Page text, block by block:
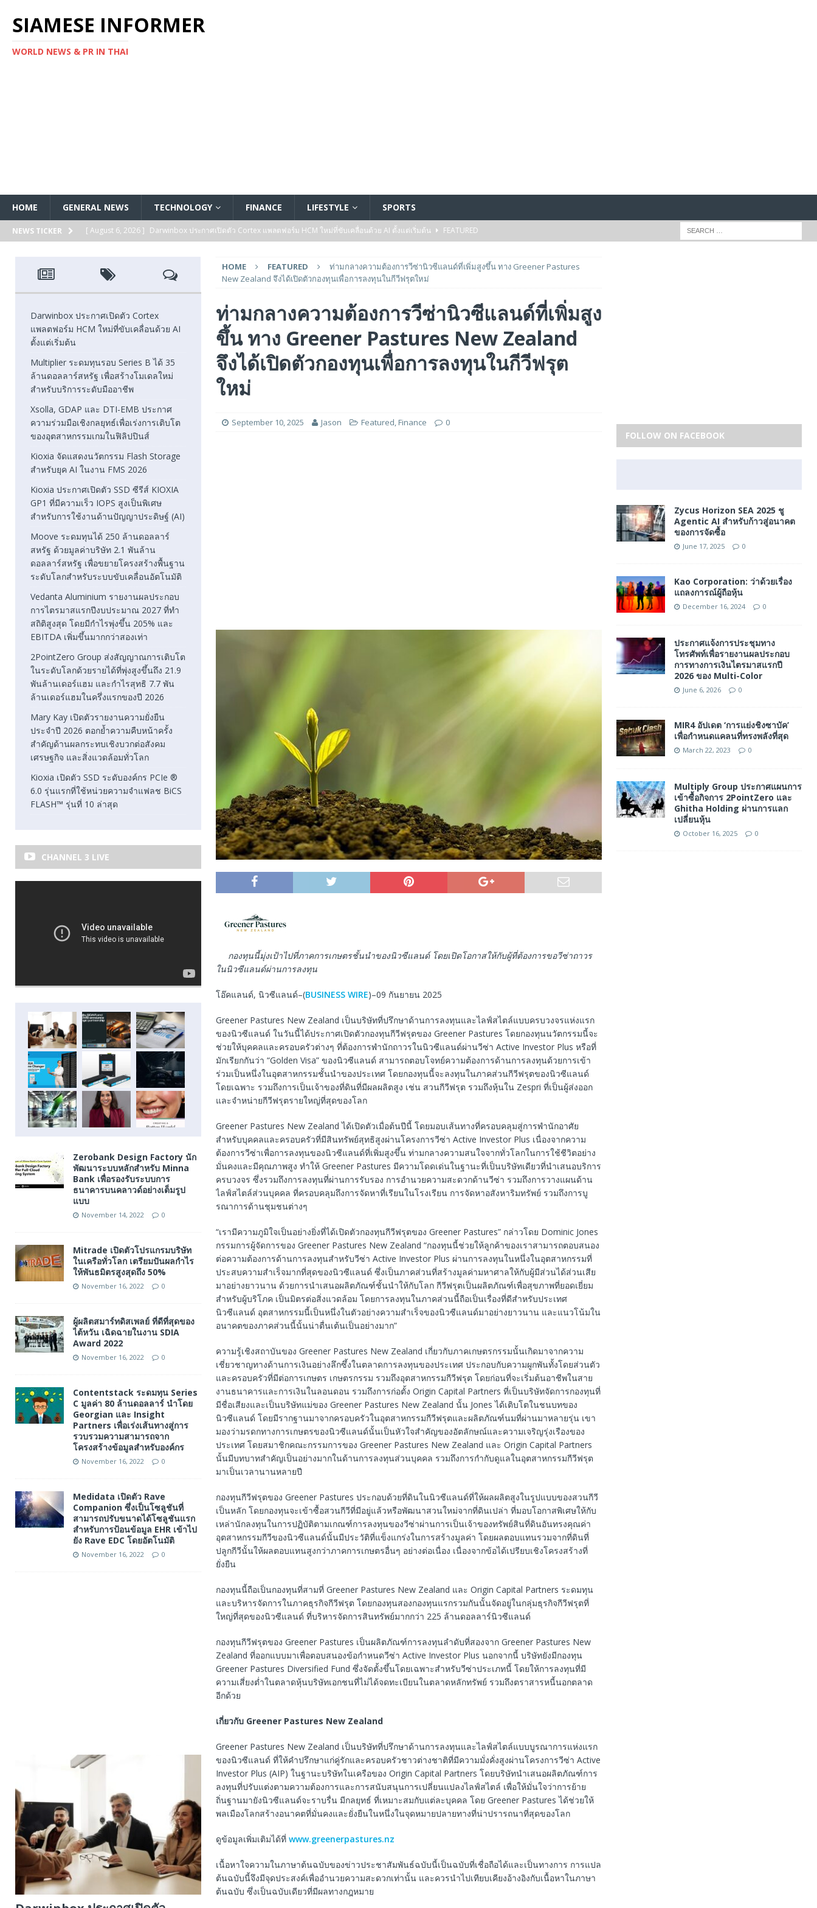
SIAMESE INFORMER
WORLD NEWS & PR IN THAI
HOME GENERAL NEWS TECHNOLOGY FINANCE LIFESTYLE SPORTS
NEWS TICKER [ August 6, 2026 ] Darwinbox ประกาศเปิดตัว Cortex แพลตฟอร์ม HCM ใหม่ที่ขับเคลื่อนด้วย AI ตั้งแต่เริ่มต้น
FEATURED
FEATURED
[ August 6, 2026 ] Xsolla, GDAP และ DTI-EMB ประกาศความร่วมมือเชิงกลยุทธ์เพื่อเร่งการเติบโตของอุตสาหกรรมเกมในฟิลิปปินส์
FEATURED
[ August 5, 2026 ] Kioxia จัดแสดงนวัตกรรม Flash Storage สำหรับยุค AI ในงาน FMS 2026
FEATURED
Kioxia ประกาศเปิดตัว SSD ซีรีส์ KIOXIA GP1 ที่มีความเร็ว IOPS สูงเป็นพิเศษสำหรับการใช้งานด้านปัญญาประดิษฐ์ (AI)
FEATURED
HOME FEATURED
ท่ามกลางความต้องการวีซ่านิวซีแลนด์ที่เพิ่มสูงขึ้น ทาง Greener Pastures
New Zealand จึงได้เปิดตัวกองทุนเพื่อการลงทุนในกีวีฟรุตใหม่
ท่ามกลางความต้องการวีซ่านิวซีแลนด์ที่เพิ่มสูง
ขึ้น ทาง Greener Pastures New Zealand
จึงได้เปิดตัวกองทุนเพื่อการลงทุนในกีวีฟรุต
ใหม่
September 10, 2025 Jason Featured, Finance 0
กองทุนนี้มุ่งเป้าไปที่ภาคการเกษตรชั้นนำของนิวซีแลนด์ โดยเปิดโอกาสให้กับผู้ที่ต้องการขอวีซ่าถาวร
ในนิวซีแลนด์ผ่านการลงทุน
โอ๊คแลนด์, นิวซีแลนด์–(BUSINESS WIRE)–09 กันยายน 2025
Greener Pastures New Zealand เป็นบริษัทที่ปรึกษาด้านการลงทุนและไลฟ์สไตล์แบบครบวงจรแห่งแรก
ของนิวซีแลนด์ ในวันนี้ได้ประกาศเปิดตัวกองทุนกีวีฟรุตของ Greener Pastures โดยกองทุนนวัตกรรมนี้จะ
ช่วยให้บุคคลและครอบครัวต่างๆ ที่ต้องการพำนักถาวรในนิวซีแลนด์ผ่านวีซ่า Active Investor Plus หรือที่
มักเรียกกันว่า “Golden Visa” ของนิวซีแลนด์ สามารถตอบโจทย์ความต้องการด้านการลงทุนด้วยการเข้า
ร่วมเป็นหนึ่งในอุตสาหกรรมชั้นนำของประเทศ โดยกองทุนนี้จะลงทุนในภาคส่วนกีวีฟรุตของนิวซีแลนด์
โดยเฉพาะ รวมถึงการเป็นเจ้าของที่ดินที่มีผลผลิตสูง เช่น สวนกีวีฟรุต รวมถึงหุ้นใน Zespri ที่เป็นผู้ส่งออก
และจำหน่ายกีวีฟรุตรายใหญ่ที่สุดของโลก
Greener Pastures New Zealand ได้เปิดตัวเมื่อต้นปีนี้ โดยมอบเส้นทางที่ครอบคลุมสู่การพำนักอาศัย
สำหรับบุคคลและครอบครัวที่มีสินทรัพย์สุทธิสูงผ่านโครงการวีซ่า Active Investor Plus เนื่องจากความ
ต้องการวีซ่าเพื่อการลงทุนของนิวซีแลนด์ที่เพิ่มสูงขึ้น ท่ามกลางความสนใจจากทั่วโลกในการใช้ชีวิตอย่าง
มั่นคงและมีคุณภาพสูง ทำให้ Greener Pastures มีความโดดเด่นในฐานะที่เป็นบริษัทเดียวที่นำเสนอบริการ
ครบวงจร ซึ่งรวมถึงการลงทุนที่ผ่านการรับรอง การอำนวยความสะดวกด้านวีซ่า รวมถึงการวางแผนด้าน
ไลฟ์สไตล์ส่วนบุคคล ที่ครอบคลุมถึงการจัดหาที่เรียนในโรงเรียน การจัดหาอสังหาริมทรัพย์ รวมถึงการบู
รณาการด้านชุมชนต่างๆ
“เรามีความภูมิใจเป็นอย่างยิ่งที่ได้เปิดตัวกองทุนกีวีฟรุตของ Greener Pastures” กล่าวโดย Dominic Jones
กรรมการผู้จัดการของ Greener Pastures New Zealand “กองทุนนี้ช่วยให้ลูกค้าของเราสามารถตอบสนอง
ต่อความต้องการด้านการลงทุนสำหรับวีซ่า Active Investor Plus ผ่านการลงทุนในหนึ่งในอุตสาหกรรมที่
ประสบความสำเร็จมากที่สุดของนิวซีแลนด์ ซึ่งเป็นภาคส่วนที่สร้างมูลค่ามหาศาลให้กับผู้มีส่วนได้ส่วนเสีย
มาอย่างยาวนาน ด้วยการนำเสนอผลิตภัณฑ์ชั้นนำให้กับโลก กีวีฟรุตเป็นผลิตภัณฑ์เพื่อสุขภาพที่ยอดเยี่ยม
สำหรับผู้บริโภค เป็นมิตรต่อสิ่งแวดล้อม โดยการลงทุนในภาคส่วนนี้ถือเป็นเรื่องที่ดีสำหรับประเทศ
นิวซีแลนด์ อุตสาหกรรมนี้เป็นหนึ่งในตัวอย่างความสำเร็จของนิวซีแลนด์มาอย่างยาวนาน และแนวโน้มใน
อนาคตของภาคส่วนนี้นั้นน่าตื่นเต้นเป็นอย่างมาก”
ความรู้เชิงสถาบันของ Greener Pastures New Zealand เกี่ยวกับภาคเกษตรกรรมนั้นเกิดมาจากความ
เชี่ยวชาญทางด้านการเงินอย่างลึกซึ้งในตลาดการลงทุนของประเทศ ประกอบกับความผูกพันทั้งโดยส่วนตัว
และครอบครัวที่มีต่อการเกษตร เกษตรกรรม รวมถึงอุตสาหกรรมกีวีฟรุต โดยก่อนที่จะเริ่มต้นอาชีพในสาย
งานธนาคารและการเงินในลอนดอน รวมถึงการก่อตั้ง Origin Capital Partners ที่เป็นบริษัทจัดการกองทุนที่
มีชื่อเสียงและเป็นบริษัทแม่ของ Greener Pastures New Zealand นั้น Jones ได้เติบโตในชนบทของ
นิวซีแลนด์ โดยมีรากฐานมาจากครอบครัวในอุตสาหกรรมกีวีฟรุตและผลิตภัณฑ์นมที่ผ่านมาหลายรุ่น เขา
มองว่ามรดกทางการเกษตรของนิวซีแลนด์นั้นเป็นหัวใจสำคัญของอัตลักษณ์และความเจริญรุ่งเรืองของ
ประเทศ โดยสมาชิกคณะกรรมการของ Greener Pastures New Zealand และ Origin Capital Partners
นั้นมีบทบาทสำคัญเป็นอย่างมากในด้านการลงทุนส่วนบุคคล รวมถึงการกำกับดูแลในอุตสาหกรรมกีวีฟรุต
มาเป็นเวลานานหลายปี
กองทุนกีวีฟรุตของ Greener Pastures ประกอบด้วยที่ดินในนิวซีแลนด์ที่ให้ผลผลิตสูงในรูปแบบของสวนกีวี
เป็นหลัก โดยกองทุนจะเข้าซื้อสวนกีวีที่มีอยู่แล้วหรือพัฒนาสวนใหม่จากที่ดินเปล่า ที่มอบโอกาสพิเศษให้กับ
เหล่านักลงทุนในการปฏิบัติตามเกณฑ์การลงทุนของวีซ่าผ่านการเป็นเจ้าของทรัพย์สินที่ดินอันทรงคุณค่า
อุตสาหกรรมกีวีของนิวซีแลนด์นั้นมีประวัติที่แข็งแกร่งในการสร้างมูลค่า โดยผลตอบแทนรวมจากที่ดินที่
ปลูกกีวีนั้นให้ผลตอบแทนสูงกว่าภาคการเกษตรอื่นๆ อย่างต่อเนื่อง เนื่องจากข้อได้เปรียบเชิงโครงสร้างที่
ยั่งยืน
กองทุนนี้ถือเป็นกองทุนที่สามที่ Greener Pastures New Zealand และ Origin Capital Partners ระดมทุน
และบริหารจัดการในภาคธุรกิจกีวีฟรุต โดยกองทุนสองกองทุนแรกรวมกันนั้นจัดอยู่ในกลุ่มธุรกิจกีวีฟรุตที่
ใหญ่ที่สุดของนิวซีแลนด์ ที่บริหารจัดการสินทรัพย์มากกว่า 225 ล้านดอลลาร์นิวซีแลนด์
กองทุนกีวีฟรุตของ Greener Pastures เป็นผลิตภัณฑ์การลงทุนลำดับที่สองจาก Greener Pastures New
Zealand ที่ออกแบบมาเพื่อตอบสนองข้อกำหนดวีซ่า Active Investor Plus นอกจากนี้ บริษัทยังมีกองทุน
Greener Pastures Diversified Fund ซึ่งจัดตั้งขึ้นโดยเฉพาะสำหรับวีซ่าประเภทนี้ โดยให้การลงทุนที่มี
ความเสี่ยงต่ำในตลาดหุ้นบริษัทเอกชนที่ไม่ได้จดทะเบียนในตลาดหลักทรัพย์ รวมถึงตราสารหนี้นอกตลาด
อีกด้วย
เกี่ยวกับGreener Pastures New Zealand
Greener Pastures New Zealand เป็นบริษัทที่ปรึกษาด้านการลงทุนและไลฟ์สไตล์แบบบูรณาการแห่งแรก
ของนิวซีแลนด์ ที่ให้คำปรึกษาแก่คู่รักและครอบครัวชาวต่างชาติที่มีความมั่งคั่งสูงผ่านโครงการวีซ่า Active
Investor Plus (AIP) ในฐานะบริษัทในเครือของ Origin Capital Partners โดยบริษัทนำเสนอผลิตภัณฑ์การ
ลงทุนที่ปรับแต่งตามความต้องการและการสนับสนุนการเปลี่ยนแปลงไลฟ์สไตล์ เพื่อให้มั่นใจว่าการย้าย
ถิ่นฐานมายังนิวซีแลนด์จะราบรื่น มีกลยุทธ์ ที่เหมาะสมกับแต่ละบุคคล โดย Greener Pastures ได้ช่วยให้
พลเมืองโลกสร้างอนาคตที่มั่นคงและยั่งยืนในหนึ่งในจุดหมายปลายทางที่น่าปรารถนาที่สุดของโลก
ดูข้อมูลเพิ่มเติมได้ที่ www.greenerpastures.nz
เนื้อหาใจความในภาษาต้นฉบับของข่าวประชาสัมพันธ์ฉบับนี้เป็นฉบับที่เชื่อถือได้และเป็นทางการ การแปล
ต้นฉบับนี้จึงมีจุดประสงค์เพื่ออำนวยความสะดวกเท่านั้น และควรนำไปเทียบเคียงอ้างอิงกับเนื้อหาในภาษา
ต้นฉบับ ซึ่งเป็นฉบับเดียวที่มีผลทางกฎหมาย
Darwinbox ประกาศเปิดตัว Cortex
แพลตฟอร์ม HCM ใหม่ที่ขับเคลื่อนด้วย AI
ตั้งแต่เริ่มต้น
Multiplier ระดมทุนรอบ Series B ได้ 35
ล้านดอลลาร์สหรัฐ เพื่อสร้างโมเดลใหม่
สำหรับบริการระดับมืออาชีพ
Xsolla, GDAP และ DTI-EMB ประกาศ
ความร่วมมือเชิงกลยุทธ์เพื่อเร่งการเติบโต
ของอุตสาหกรรมเกมในฟิลิปปินส์
Kioxia จัดแสดงนวัตกรรม Flash Storage
สำหรับยุค AI ในงาน FMS 2026
Kioxia ประกาศเปิดตัว SSD ซีรีส์ KIOXIA
GP1 ที่มีความเร็ว IOPS สูงเป็นพิเศษ
สำหรับการใช้งานด้านปัญญาประดิษฐ์ (AI)
Moove ระดมทุนได้ 250 ล้านดอลลาร์
สหรัฐ ด้วยมูลค่าบริษัท 2.1 พันล้าน
ดอลลาร์สหรัฐ เพื่อขยายโครงสร้างพื้นฐาน
ระดับโลกสำหรับระบบขับเคลื่อนอัตโนมัติ
Vedanta Aluminium รายงานผลประกอบ
การไตรมาสแรกปีงบประมาณ 2027 ที่ทำ
สถิติสูงสุด โดยมีกำไรพุ่งขึ้น 205% และ
EBITDA เพิ่มขึ้นมากกว่าสองเท่า
2PointZero Group ส่งสัญญาณการเติบโต
ในระดับโลกด้วยรายได้ที่พุ่งสูงขึ้นถึง 21.9
พันล้านเดอร์แฮม และกำไรสุทธิ 7.7 พัน
ล้านเดอร์แฮมในครึ่งแรกของปี 2026
Mary Kay เปิดตัวรายงานความยั่งยืน
ประจำปี 2026 ตอกย้ำความคืบหน้าครั้ง
สำคัญด้านผลกระทบเชิงบวกต่อสังคม
เศรษฐกิจ และสิ่งแวดล้อมทั่วโลก
Kioxia เปิดตัว SSD ระดับองค์กร PCIe ®
6.0 รุ่นแรกที่ใช้หน่วยความจำแฟลช BiCS
FLASH™ รุ่นที่ 10 ล่าสุด
CHANNEL 3 LIVE
Zerobank Design Factory นัก
พัฒนาระบบหลักสำหรับ Minna
Bank เพื่อรองรับระบบการ
ธนาคารบนคลาวด์อย่างเต็มรูป
แบบ
November 14, 2022 0
Mitrade เปิดตัวโปรแกรมบริษัท
ในเครือทั่วโลก เตรียมปันผลกำไร
ให้พันธมิตรสูงสุดถึง 50%
November 16, 2022 0
ผู้ผลิตสมาร์ทดิสเพลย์ ที่ดีที่สุดของ
ไต้หวัน เฉิดฉายในงาน SDIA
Award 2022
November 16, 2022 0
Contentstack ระดมทุน Series
C มูลค่า 80 ล้านดอลลาร์ นำโดย
Georgian และ Insight
Partners เพื่อเร่งเส้นทางสู่การ
รวบรวมความสามารถจาก
โครงสร้างข้อมูลสำหรับองค์กร
November 16, 2022 0
Medidata เปิดตัว Rave
Companion ซึ่งเป็นโซลูชันที่
สามารถปรับขนาดได้โซลูชันแรก
สำหรับการป้อนข้อมูล EHR เข้าไป
ยัง Rave EDC โดยอัตโนมัติ
November 16, 2022 0
FOLLOW ON FACEBOOK
Zycus Horizon SEA 2025 ชู
Agentic AI สำหรับก้าวสู่อนาคต
ของการจัดซื้อ
June 17, 2025 0
Kao Corporation: ว่าด้วยเรื่อง
แถลงการณ์ผู้ถือหุ้น
December 16, 2024 0
ประกาศแจ้งการประชุมทาง
โทรศัพท์เพื่อรายงานผลประกอบ
การทางการเงินไตรมาสแรกปี
2026 ของ Multi-Color
June 6, 2026 0
MIR4 อัปเดต ‘การแย่งชิงซาบัค’
เพื่อกำหนดแคลนที่ทรงพลังที่สุด
March 22, 2023 0
Multiply Group ประกาศแผนการ
เข้าซื้อกิจการ 2PointZero และ
Ghitha Holding ผ่านการแลก
เปลี่ยนหุ้น
October 16, 2025 0